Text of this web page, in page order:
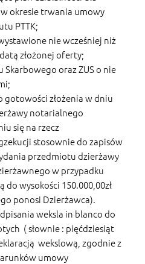
okresie trwania umowy
PTTK;
nie wcześniej niż
złożonej oferty;
Skarbowego oraz ZUS o nie
gotowości złożenia w dniu
notarialnego
się na rzecz
stosownie do zapisów
przedmiotu dzierżawy
w przypadku
do wysokości 150.000,00zł
ponosi Dzierżawca).
weksla in blanco do
( słownie : pięćdziesiąt
wekslową, zgodnie z
umowy